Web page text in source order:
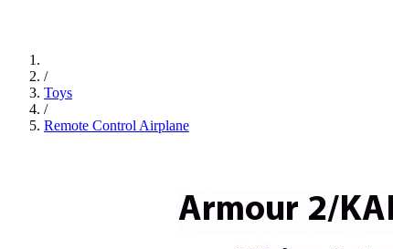
/
Toys
/
Remote Control Airplane